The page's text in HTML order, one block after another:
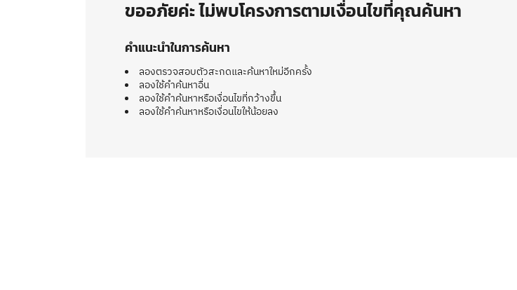
ขออภัยค่ะ ไม่พบโครงการตามเงื่อนไขที่คุณค้นหา
คำแนะนำในการค้นหา
ลองตรวจสอบตัวสะกดและค้นหาใหม่อีกครั้ง
ลองใช้คำค้นหาอื่น
ลองใช้คำค้นหาหรือเงื่อนไขที่กว้างขึ้น
ลองใช้คำค้นหาหรือเงื่อนไขให้น้อยลง